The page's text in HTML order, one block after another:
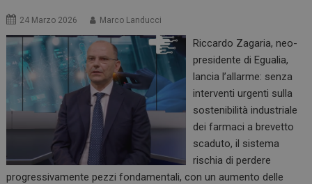
24 Marzo 2026 Marco Landucci
Riccardo Zagaria, neo-
presidente di Egualia,
lancia l’allarme: senza
interventi urgenti sulla
sostenibilità industriale
dei farmaci a brevetto
scaduto, il sistema
rischia di perdere
progressivamente pezzi fondamentali, con un aumento delle